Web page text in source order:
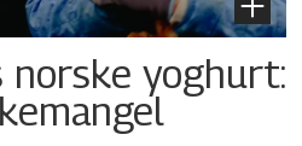
norske yoghurt: